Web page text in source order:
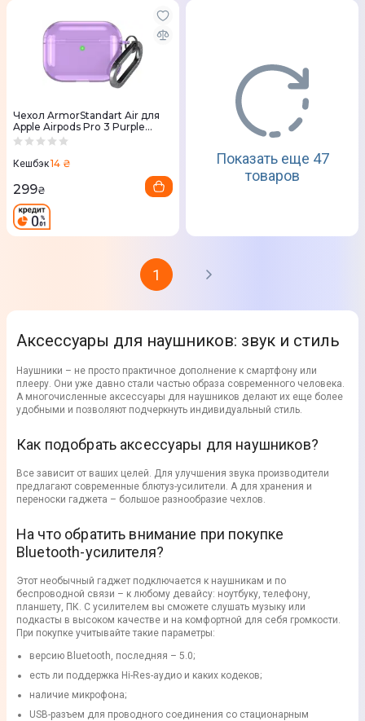
Чехол ArmorStandart Air для
Apple Airpods Pro 3 Purple
(ARM88269)
Кешбэк14 ₴
299₴
Показать еще 47
товаров
1
Аксессуары для наушников: звук и стиль
Наушники – не просто практичное дополнение к смартфону или
плееру. Они уже давно стали частью образа современного человека.
А многочисленные аксессуары для наушников делают их еще более
удобными и позволяют подчеркнуть индивидуальный стиль.
Как подобрать аксессуары для наушников?
Все зависит от ваших целей. Для улучшения звука производители
предлагают современные блютуз-усилители. А для хранения и
переноски гаджета – большое разнообразие чехлов.
На что обратить внимание при покупке
Bluetooth-усилителя?
Этот необычный гаджет подключается к наушникам и по
беспроводной связи – к любому девайсу: ноутбуку, телефону,
планшету, ПК. С усилителем вы сможете слушать музыку или
подкасты в высоком качестве и на комфортной для себя громкости.
При покупке учитывайте такие параметры:
версию Bluetooth, последняя – 5.0;
есть ли поддержка Hi-Res-аудио и каких кодеков;
наличие микрофона;
USB-разъем для проводного соединения со стационарным